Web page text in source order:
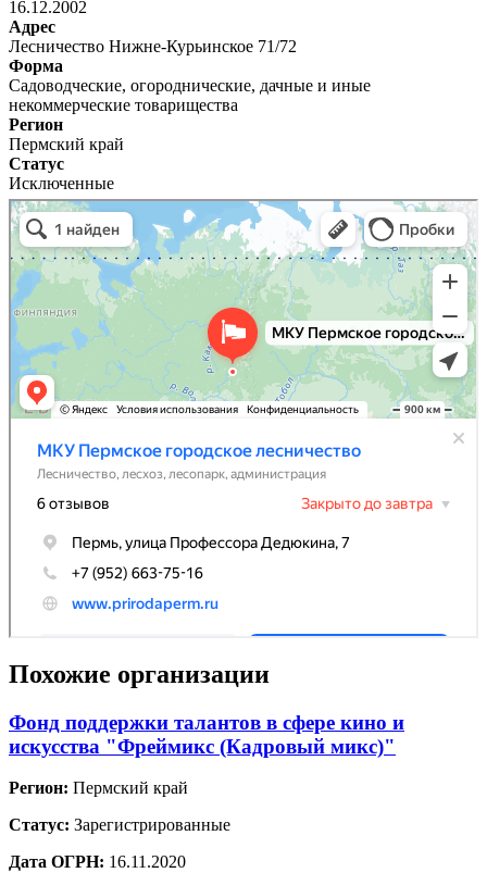
16.12.2002
Адрес
Лесничество Нижне-Курьинское 71/72
Форма
Садоводческие, огороднические, дачные и иные
некоммерческие товарищества
Регион
Пермский край
Статус
Исключенные
Похожие организации
Фонд поддержки талантов в сфере кино и
искусства "Фреймикс (Кадровый микс)"
Регион: Пермский край
Статус: Зарегистрированные
Дата ОГРН: 16.11.2020